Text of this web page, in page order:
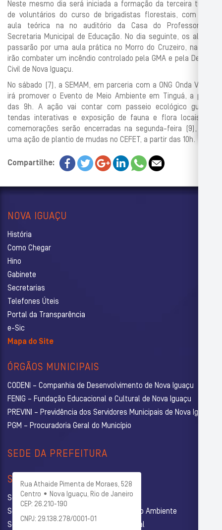
Neste mesmo dia será iniciada a formação da terceira turma
de voluntários do curso de brigadistas florestais, com uma
aula teórica na no auditório da Casa do Professor, na
Secretaria Municipal de Educação. No dia seguinte, os alunos
passarão por uma aula prática no Morro do Cruzeiro, na qual
irão combater um incêndio controlado pela GMA e pela Defesa
Civil de Nova Iguaçu.
No sábado (7), a SEMAM, em parceria com a ONG Onda Verde,
irá promover o Evento de Meio Ambiente em Tinguá, a partir
das 9h. A ação vai contar com passeio ecológico guiado,
tendas interativas e exposição de fauna e flora locais. As
comemorações serão encerradas na segunda-feira (9), com
uma ação de plantio de mudas no CEFET, a partir das 10h.
Compartilhe:
NOVA IGUAÇU
História
Como Chegar
Hino
Gabinete
Secretarias
Telefones Úteis
Portal da Transparência
e-Sic
Mapa do Site
ÓRGÃOS MUNICIPAIS
CODENI – Companhia de Desenvolvimento de Nova Iguaçu
FENIG – Fundação Educacional e Cultural de Nova Iguaçu
PREVINI – Previdência dos Servidores Municipais de Nova Iguaçu
PGM – Procuradoria Geral do Município
SEDE DA PREFEITURA
Rua Athaide Pimenta de Moraes, 528
Centro • Nova Iguaçu, Rio de Janeiro
CEP: 26.210-190
CNPJ: 29.138.278/0001-01
SECRETARIAS
Secretaria Municipal de Administração
Secretaria Municipal de Agricultura e Meio Ambiente
Secretaria Municipal de Assistência Social